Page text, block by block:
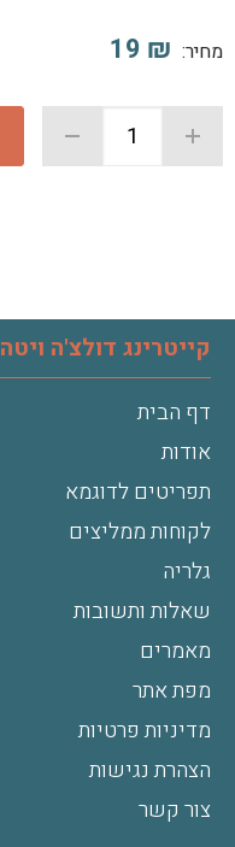
מחיר: ₪
19
קייטרינג דולצ'ה ויטה
דף הבית
אודות
תפריטים לדוגמא
לקוחות ממליצים
גלריה
שאלות ותשובות
מאמרים
מפת אתר
מדיניות פרטיות
הצהרת נגישות
צור קשר